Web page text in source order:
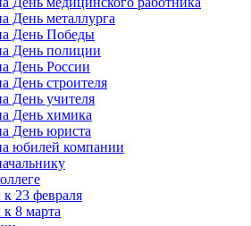
День металлурга
День Победы
День полиции
День России
День строителя
День учителя
День химика
День юриста
юбилей компании
23 февраля
8 марта